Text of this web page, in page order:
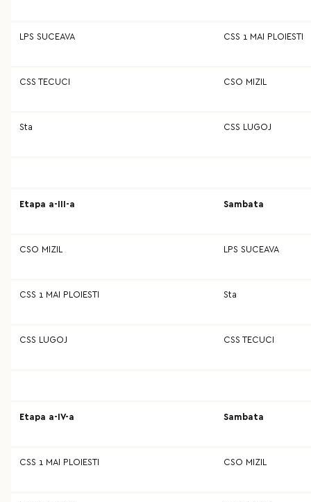
LPS SUCEAVA CSS 1 MAI PLOIESTI
CSS TECUCI CSO MIZIL
Sta CSS LUGOJ
Etapa a-III-a Sambata
CSO MIZIL LPS SUCEAVA
CSS 1 MAI PLOIESTI Sta
CSS LUGOJ CSS TECUCI
Etapa a-IV-a Sambata
CSS 1 MAI PLOIESTI CSO MIZIL